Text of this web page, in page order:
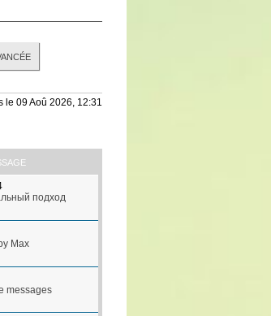
le 09 Aoû 2026, 12:31
подход
Max
messages